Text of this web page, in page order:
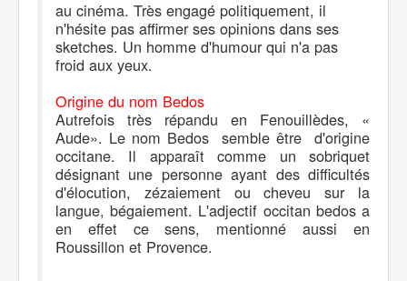
au cinéma. Très engagé politiquement, il
n'hésite pas affirmer ses opinions dans ses
sketches. Un homme d'humour qui n'a pas
froid aux yeux.
Origine du nom Bedos
Autrefois très répandu en Fenouillèdes, «
Aude». Le nom Bedos semble être d'origine
occitane. Il apparaît comme un sobriquet
désignant une personne ayant des difficultés
d'élocution, zézaiement ou cheveu sur la
langue, bégaiement. L'adjectif occitan bedos a
en effet ce sens, mentionné aussi en
Roussillon et Provence.